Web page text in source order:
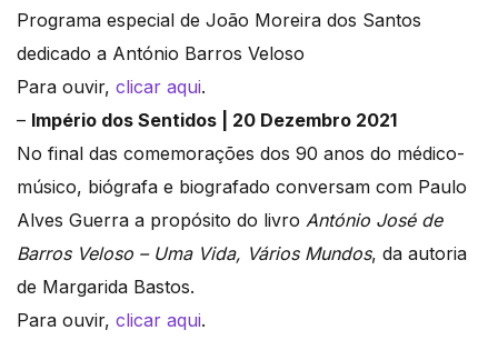
Programa especial de João Moreira dos Santos
dedicado a António Barros Veloso
Para ouvir, clicar aqui.
– Império dos Sentidos | 20 Dezembro 2021
No final das comemorações dos 90 anos do médico-
músico, biógrafa e biografado conversam com Paulo
Alves Guerra a propósito do livro António José de
Barros Veloso – Uma Vida, Vários Mundos, da autoria
de Margarida Bastos.
Para ouvir, clicar aqui.